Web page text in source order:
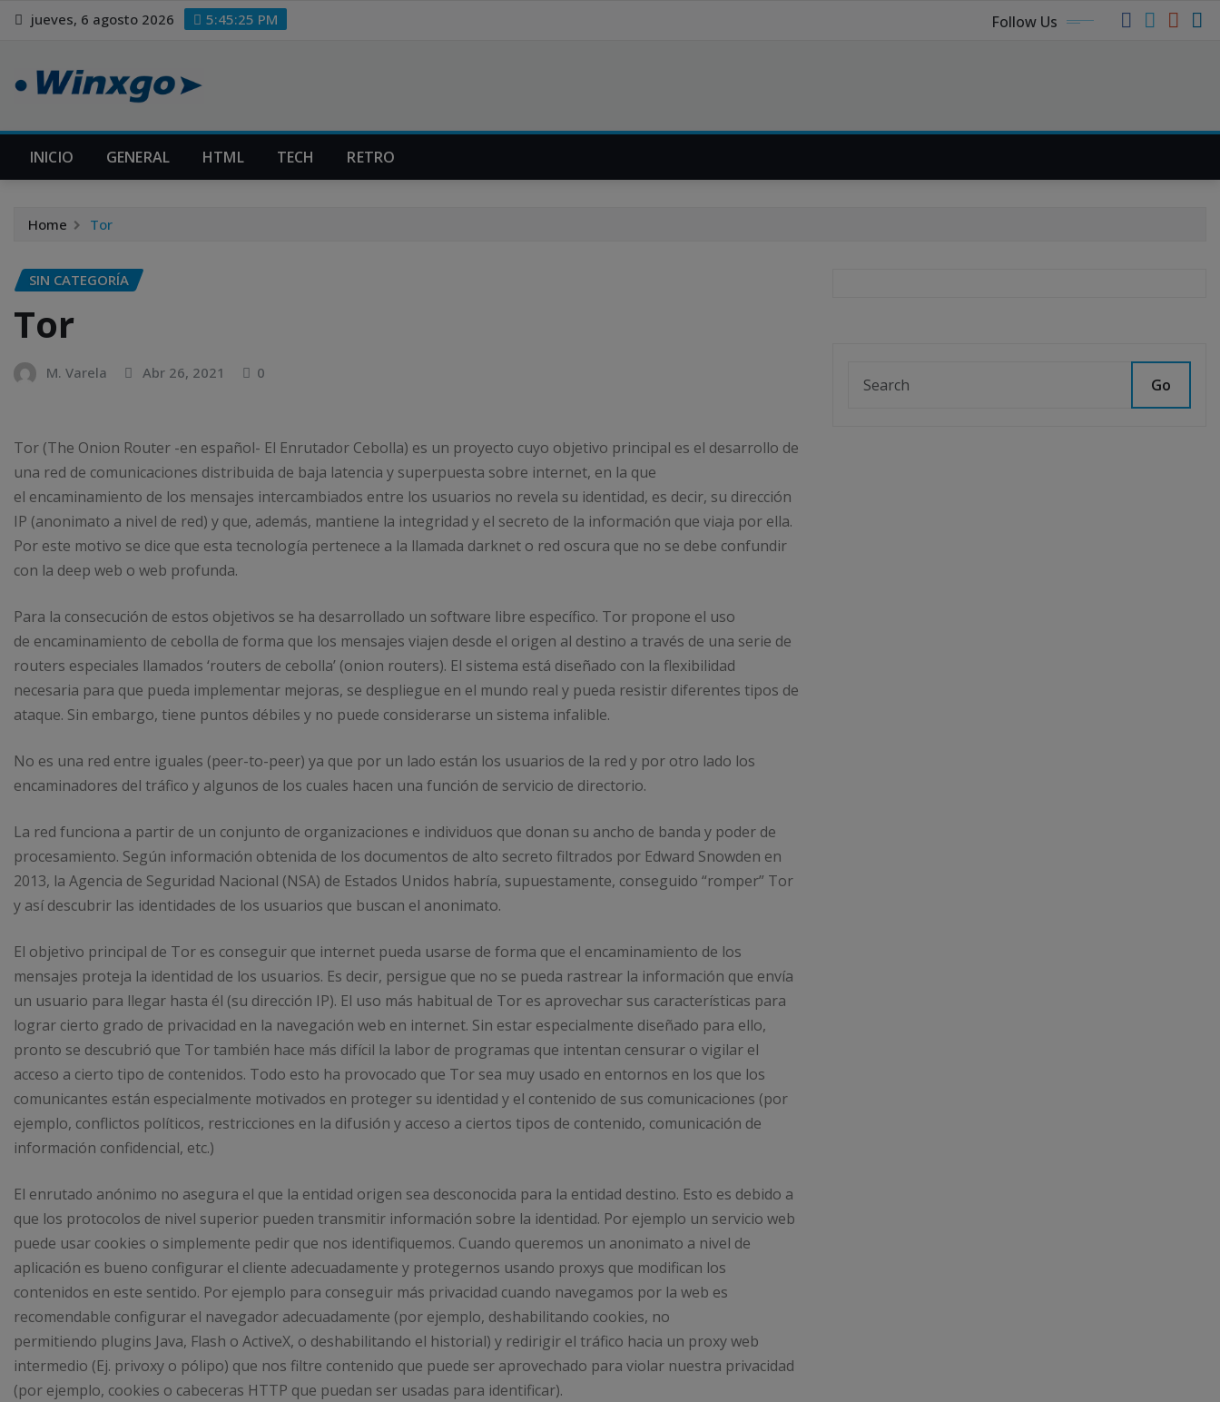
Skip jueves, 6 agosto 2026 5:45:26 PM Follow Us
INICIO GENERAL HTML TECH RETRO
Home Tor
SIN CATEGORÍA
Tor
M. Varela Abr 26, 2021 0
Tor (The Onion Router -en español- El Enrutador Cebolla) es un proyecto cuyo objetivo principal es el desarrollo de
una red de comunicaciones distribuida de baja latencia y superpuesta sobre internet, en la que
el encaminamiento de los mensajes intercambiados entre los usuarios no revela su identidad, es decir, su dirección
IP (anonimato a nivel de red) y que, además, mantiene la integridad y el secreto de la información que viaja por ella.
Por este motivo se dice que esta tecnología pertenece a la llamada darknet o red oscura que no se debe confundir
con la deep web o web profunda.
Para la consecución de estos objetivos se ha desarrollado un software libre específico. Tor propone el uso
de encaminamiento de cebolla de forma que los mensajes viajen desde el origen al destino a través de una serie de
routers especiales llamados ‘routers de cebolla’ (onion routers). El sistema está diseñado con la flexibilidad
necesaria para que pueda implementar mejoras, se despliegue en el mundo real y pueda resistir diferentes tipos de
ataque. Sin embargo, tiene puntos débiles y no puede considerarse un sistema infalible.
No es una red entre iguales (peer-to-peer) ya que por un lado están los usuarios de la red y por otro lado los
encaminadores del tráfico y algunos de los cuales hacen una función de servicio de directorio.
La red funciona a partir de un conjunto de organizaciones e individuos que donan su ancho de banda y poder de
procesamiento. Según información obtenida de los documentos de alto secreto filtrados por Edward Snowden en
2013, la Agencia de Seguridad Nacional (NSA) de Estados Unidos habría, supuestamente, conseguido “romper” Tor
y así descubrir las identidades de los usuarios que buscan el anonimato.​
El objetivo principal de Tor es conseguir que internet pueda usarse de forma que el encaminamiento de los
mensajes proteja la identidad de los usuarios. Es decir, persigue que no se pueda rastrear la información que envía
un usuario para llegar hasta él (su dirección IP). El uso más habitual de Tor es aprovechar sus características para
lograr cierto grado de privacidad en la navegación web en internet. Sin estar especialmente diseñado para ello,
pronto se descubrió que Tor también hace más difícil la labor de programas que intentan censurar o vigilar el
acceso a cierto tipo de contenidos. Todo esto ha provocado que Tor sea muy usado en entornos en los que los
comunicantes están especialmente motivados en proteger su identidad y el contenido de sus comunicaciones (por
ejemplo, conflictos políticos, restricciones en la difusión y acceso a ciertos tipos de contenido, comunicación de
información confidencial, etc.)
El enrutado anónimo no asegura el que la entidad origen sea desconocida para la entidad destino. Esto es debido a
que los protocolos de nivel superior pueden transmitir información sobre la identidad. Por ejemplo un servicio web
puede usar cookies o simplemente pedir que nos identifiquemos. Cuando queremos un anonimato a nivel de
aplicación es bueno configurar el cliente adecuadamente y protegernos usando proxys que modifican los
contenidos en este sentido. Por ejemplo para conseguir más privacidad cuando navegamos por la web es
recomendable configurar el navegador adecuadamente (por ejemplo, deshabilitando cookies, no
permitiendo plugins Java, Flash o ActiveX, o deshabilitando el historial) y redirigir el tráfico hacia un proxy web
intermedio (Ej. privoxy o pólipo) que nos filtre contenido que puede ser aprovechado para violar nuestra privacidad
(por ejemplo, cookies o cabeceras HTTP que puedan ser usadas para identificar).
Go
modal-check
modal-check